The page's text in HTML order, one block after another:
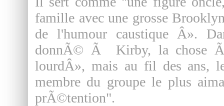
famille avec une grosse
de l'humour caustique Â».
donnÃ© Ã Kirby, la chose
lourdÂ», mais au fil des ans,
membre du groupe le plus
prÃ©tention".